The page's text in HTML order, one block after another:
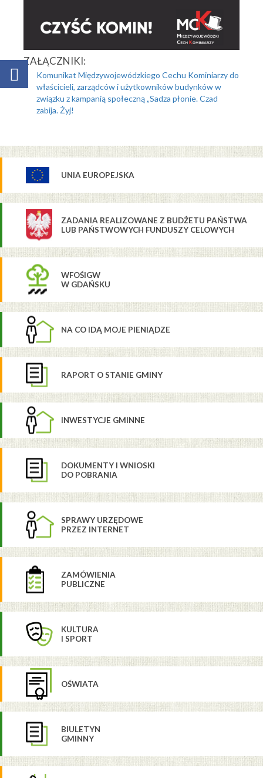
ZAŁĄCZNIKI:
Komunikat Międzywojewódzkiego Cechu Kominiarzy do
właścicieli, zarządców i użytkowników budynków w
związku z kampanią społeczną „Sadza płonie. Czad
zabija. Żyj!
UNIA EUROPEJSKA
ZADANIA REALIZOWANE Z BUDŻETU PAŃSTWA
LUB PAŃSTWOWYCH FUNDUSZY CELOWYCH
WFOŚIGW
W GDAŃSKU
NA CO IDĄ MOJE PIENIĄDZE
RAPORT O STANIE GMINY
INWESTYCJE GMINNE
DOKUMENTY I WNIOSKI
DO POBRANIA
SPRAWY URZĘDOWE
PRZEZ INTERNET
ZAMÓWIENIA
PUBLICZNE
KULTURA
I SPORT
OŚWIATA
BIULETYN
GMINNY